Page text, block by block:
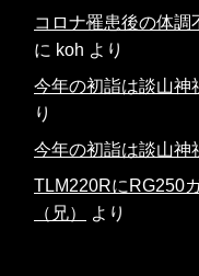
コロナ罹患後の体
に koh より
今年の初詣は談山神
り
今年の初詣は談山神
TLM220RにRG250
（兄）
より